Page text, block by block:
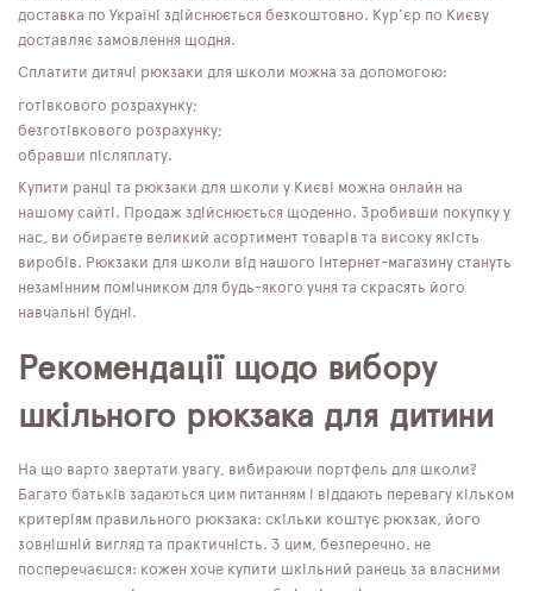
доставка по Україні здійснюється безкоштовно. Кур'єр по Києву
доставляє замовлення щодня.
Сплатити дитячі рюкзаки для школи можна за допомогою:
готівкового розрахунку;
безготівкового розрахунку;
обравши післяплату.
Купити ранці та рюкзаки для школи у Києві можна онлайн на
нашому сайті. Продаж здійснюється щоденно. Зробивши покупку у
нас, ви обираєте великий асортимент товарів та високу якість
виробів. Рюкзаки для школи від нашого інтернет-магазину стануть
незамінним помічником для будь-якого учня та скрасять його
навчальні будні.
Рекомендації щодо вибору
шкільного рюкзака для дитини
На що варто звертати увагу, вибираючи портфель для школи?
Багато батьків задаються цим питанням і віддають перевагу кільком
критеріям правильного рюкзака: скільки коштує рюкзак, його
зовнішній вигляд та практичність. З цим, безперечно, не
посперечаєшся: кожен хоче купити шкільний ранець за власними